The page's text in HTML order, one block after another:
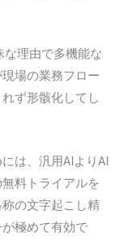
な理由で多機能な
場の業務フロー
ず形骸化してし
は、汎用AIよりAI
料トライアルを
の文字起こし精
極めて有効で